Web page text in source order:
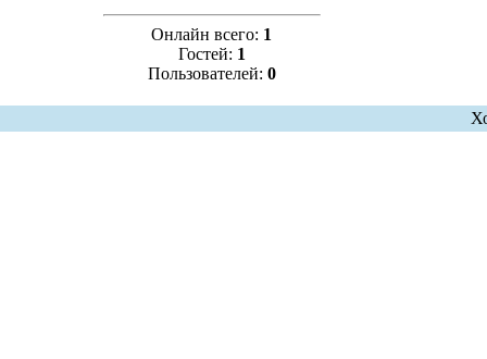
Онлайн всего: 1
Гостей: 1
Пользователей: 0